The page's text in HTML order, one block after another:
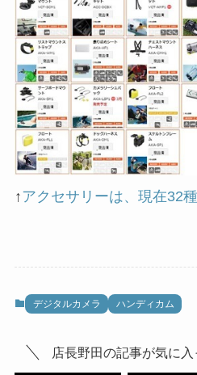
↑アクセサリーは、現在32
デジタルカメラ ハンディカム
店長野田の記事が気に